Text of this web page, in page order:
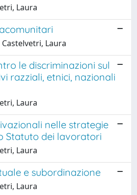
Laura
Laura
le discriminazioni sul
razziali, etnici, nazionali
Laura
nelle strategie
Statuto dei lavoratori
Laura
e subordinazione
Laura